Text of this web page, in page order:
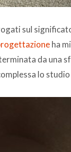
sul
ha
da una
lo studio